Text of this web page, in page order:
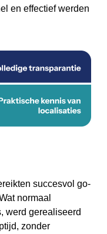
en effectief werden
succesvol go-
normaal
werd gerealiseerd
zonder